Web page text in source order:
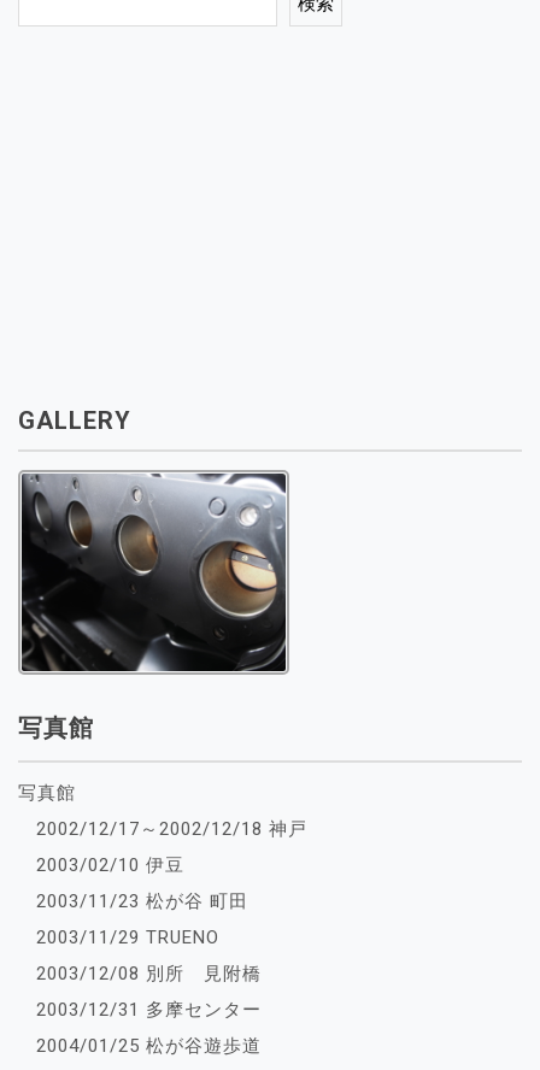
GALLERY
写真館
写真館
2002/12/17～2002/12/18 神戸
2003/02/10 伊豆
2003/11/23 松が谷 町田
2003/11/29 TRUENO
2003/12/08 別所 見附橋
2003/12/31 多摩センター
2004/01/25 松が谷遊歩道